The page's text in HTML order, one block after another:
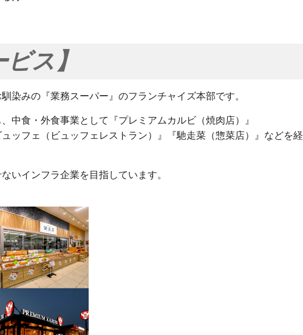
ビス】
染みの『業務スーパー』のフランチャイズ本部です。
中食・外食事業として『プレミアムカルビ（焼肉店）』
ュッフェ（ビュッフェレストラン）』『馳走菜（惣菜店）』などを経
いインフラ企業を目指しています。